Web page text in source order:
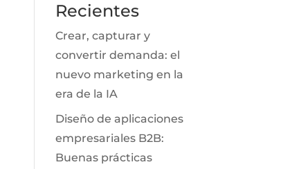
Recientes
Crear, capturar y
convertir demanda: el
nuevo marketing en la
era de la IA
Diseño de aplicaciones
empresariales B2B:
Buenas prácticas